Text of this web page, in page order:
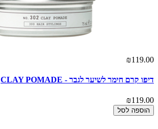
₪119.00
דיפו קרם חימר לשיער לגבר - CLAY POMADE
₪119.00
הוספה לסל